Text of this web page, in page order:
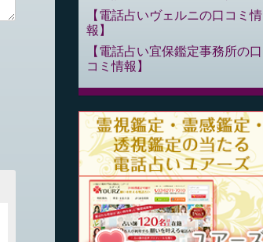
電話占いヴェルニの口コミ情
報
電話占い宜保鑑定事務所の口
コミ情報